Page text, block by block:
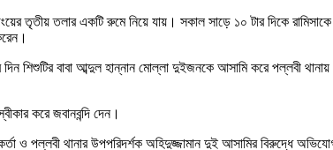
তৃতীয় তলার একটি রুমে নিয়ে যায়। সকাল সাড়ে ১০ টার দিকে
শিশুটির বাবা আব্দুল হান্নান মোল্লা দুইজনকে আসামি করে পল্লবী
করে জবানবন্দি দেন।
পল্লবী থানার উপপরিদর্শক অহিদুজ্জামান দুই আসামির বিরুদ্ধে